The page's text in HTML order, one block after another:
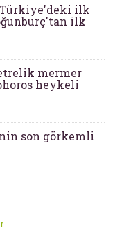
ilk
ilk
mermer
heykeli
son görkemli